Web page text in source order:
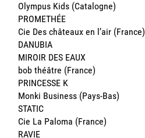
Olympus Kids (Catalogne)
PROMETHÉE
Cie Des châteaux en l’air (France)
DANUBIA
MIROIR DES EAUX
bob théâtre (France)
PRINCESSE K
Monki Business (Pays-Bas)
STATIC
Cie La Paloma (France)
RAVIE